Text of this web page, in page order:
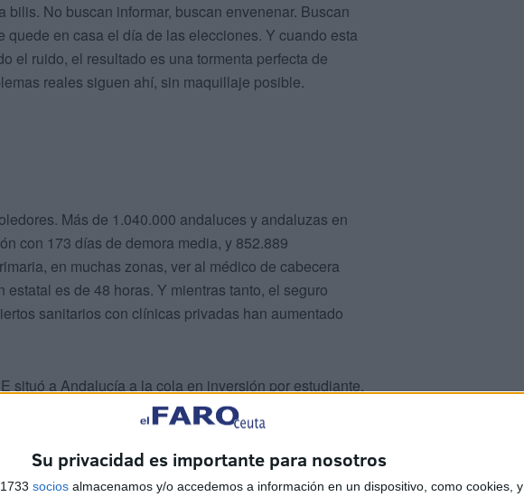
Su privacidad es importante para nosotros
socios almacenamos y/o accedemos a información en un dispositivo, como cookies, y
No buscan informar, buscan envenenar. Buscan
en casa el día de las elecciones. Y cuando esta
el ruido, el resultado es una tormenta perfecta de
reales siguen ahí, sin maquillaje posible.
Más de 1.040.000 andaluces y andaluzas en
con 173 días de demora media, y 852.889
en muchas zonas, ver al médico de cabecera
es de 48 horas. Y mientras tanto, el seguro
sanitarios con clínicas privadas han aumentado
situó a Andalucía a la cola en inversión por estudiante,
menos de una década y la oferta privada de FP ha
lo privado florece. Suave en las formas, radical en